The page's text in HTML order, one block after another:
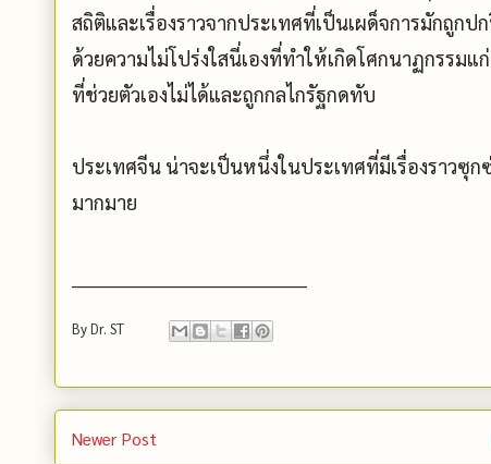
สถิติและเรื่องราวจากประเทศที่เป็นเผด็จการมักถูกป
ด้วยความไม่โปร่งใสนี่เองที่ทำให้เกิดโศกนาฏกรรม
ที่ช่วยตัวเองไม่ได้และถูกกลไกรัฐกดทับ
ประเทศจีน น่าจะเป็นหนึ่งในประเทศที่มีเรื่องราวซุก
มากมาย
ByDr. ST
Newer Post